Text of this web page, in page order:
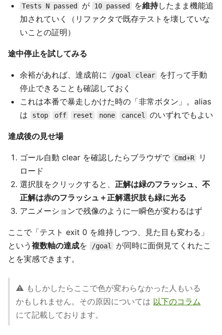
Tests N passed が 10 passed を維持したまま機能追
加されていく（リファクタで既存テストを壊していな
いことの証明）
途中停止を試してみる
余裕があれば、達成前に /goal clear
を打って手動
停止できることも確認しておく
これは本番で暴走しかけた時の「非常ボタン」。alias
は
stop off reset none cancel のいずれでもよい
達成後の見せ場
ゴール自動 clear を確認したらブラウザで Cmd+R
リ
ロード
選択肢をクリックすると、 正解は緑のフラッシュ、不
正解は赤のフラッシュ＋正解選択肢も緑に光る
アニメーションで残像のように一瞬色が変わるはず
ここで「テスト exit 0 を維持しつつ、見た目も変わる」
という 複数軸の達成を /goal
が同時に面倒見てくれたこ
とを実感できます。
⚠️ もしかしたらここで色が変わらなかった人もいる
かもしれません。その原因については 以下のコラム
にて記載しております。